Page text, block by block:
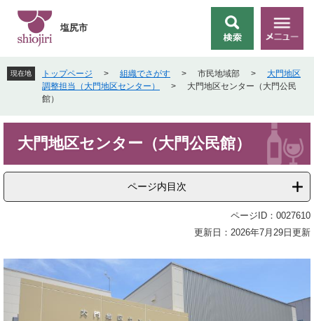
先
頭
。
を
飛
て
索
メ
ニ
ー
塩尻市
現在地 トップページ > 組織でさがす > 市民地域部 >
大門地区
調整担当（大門地区センター）
>
大門地区センター（大門公民
館）
大門地区センター（大門公民館）
ページ内目次
ページID：0027610
更新日：2026年7月29日更新